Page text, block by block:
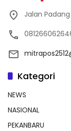
Jalan
Kategori
NEWS
NASIONAL
PEKANBARU